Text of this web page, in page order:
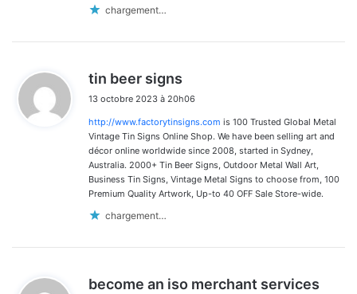
chargement…
tin beer signs
t
:
13 octobre 2023 à 20h06
http://www.factorytinsigns.com is 100 Trusted Global Metal
Vintage Tin Signs Online Shop. We have been selling art and
décor online worldwide since 2008, started in Sydney,
Australia. 2000+ Tin Beer Signs, Outdoor Metal Wall Art,
Business Tin Signs, Vintage Metal Signs to choose from, 100
Premium Quality Artwork, Up-to 40 OFF Sale Store-wide.
chargement…
become an iso merchant services